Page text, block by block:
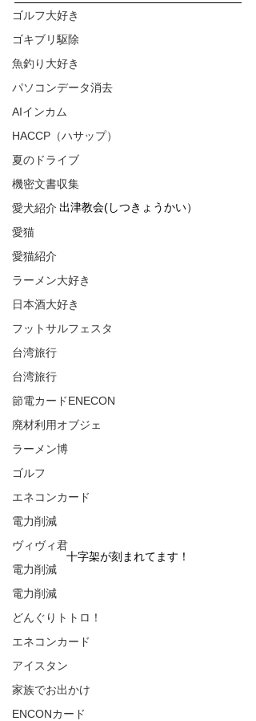
ゴルフ大好き
ゴキブリ駆除
魚釣り大好き
パソコンデータ消去
AIインカム
HACCP（ハサップ）
夏のドライブ
機密文書収集
愛犬紹介
愛猫
愛猫紹介
ラーメン大好き
日本酒大好き
フットサルフェスタ
台湾旅行
台湾旅行
節電カードENECON
廃材利用オブジェ
ラーメン博
ゴルフ
エネコンカード
電力削減
ヴィヴィ君
電力削減
電力削減
どんぐりトトロ！
エネコンカード
アイスタン
家族でお出かけ
ENCONカード
出津教会(しつきょうかい）
十字架が刻まれてます！